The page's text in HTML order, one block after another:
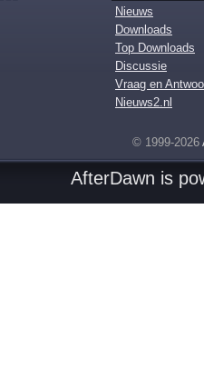
Nieuws
Downloads
Top Downloads
Discussie
Vraag en
Nieuws2.nl
© 1999-2026
AfterDawn is